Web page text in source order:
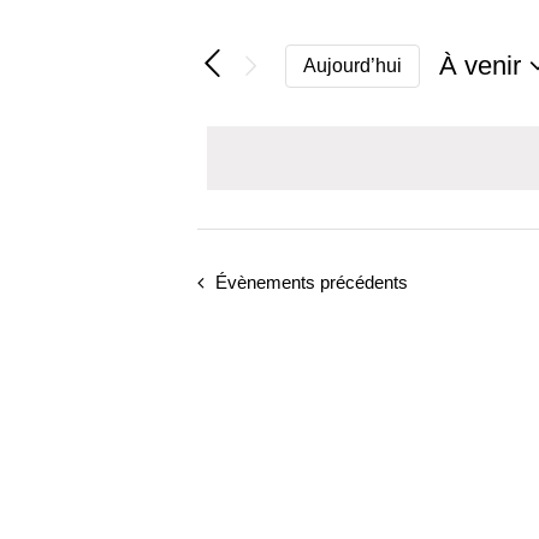
Aujourd’hui
À venir
Évènements précédents